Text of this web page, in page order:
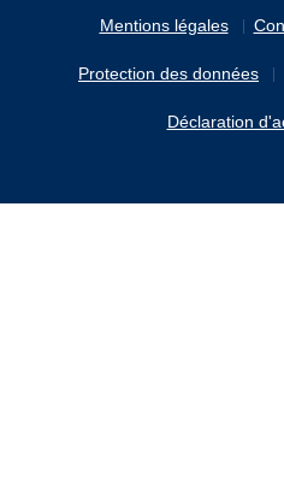
Mentions légales
Protection des données
Déclaration